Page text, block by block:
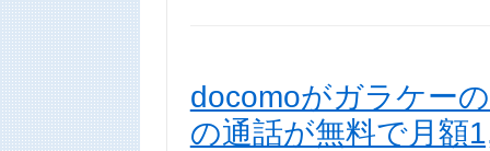
docomoがガラケー
の通話が無料で月額